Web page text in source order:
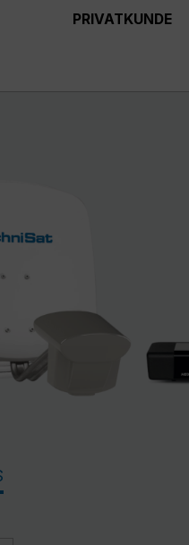
PRIVATKUNDE